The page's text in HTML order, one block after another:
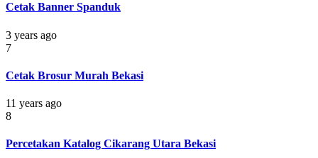
Cetak Banner Spanduk
3 years ago
7
Cetak Brosur Murah Bekasi
11 years ago
8
Percetakan Katalog Cikarang Utara Bekasi